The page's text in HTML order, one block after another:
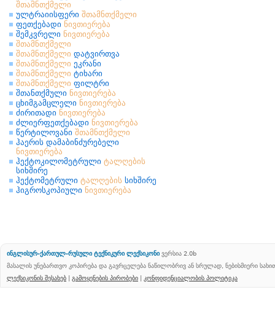
შთამნთქმელი
ულტრაიისფერი შთამნთქმელი
ფეთქებადი ნივთიერება
შემკვრელი ნივთიერება
შთამნთქმელი
შთამნთქმელი დატვირთვა
შთამნთქმელი ეკრანი
შთამნთქმელი ტიხარი
შთამნთქმელი ფილტრი
შთანთქმული ნივთიერება
ცხიმგამცლელი ნივთიერება
ძირითადი ნივთიერება
ძლიერფეთქებადი ნივთიერება
წერტილოვანი შთამნთქმელი
ჰაერის დამაბინძურებელი
ნივთიერება
ჰექტოკილომეტრული ტალღების
სიხშირე
ჰექტომეტრული ტალღების სიხშირე
ჰიგროსკოპიული ნივთიერება
ინგლისურ-ქართულ-რუსული ტექნიკური ლექსიკონი ვერსია 2.0b
მასალის უნებართვო კოპირება და გავრცელება ნაწილობრივ ან სრულად, ნებისმიერი
ლექსიკონის შესახებ | გამოყენების პირობები | კონფიდენციალობის პოლიტიკა